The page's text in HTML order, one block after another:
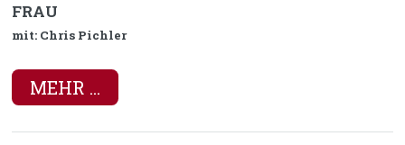
FRAU
mit: Chris Pichler
MEHR ...